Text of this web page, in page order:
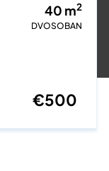
40 m2
DVOSOBAN
€500